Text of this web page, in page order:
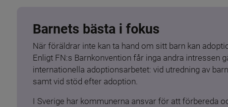
Barnets bästa i fokus
När föräldrar inte kan ta hand om sitt barn kan
Enligt FN:s Barnkonvention får inga andra intressen
internationella adoptionsarbetet: vid utredning av
samt vid stöd efter adoption.
I Sverige har kommunerna ansvar för att förbereda